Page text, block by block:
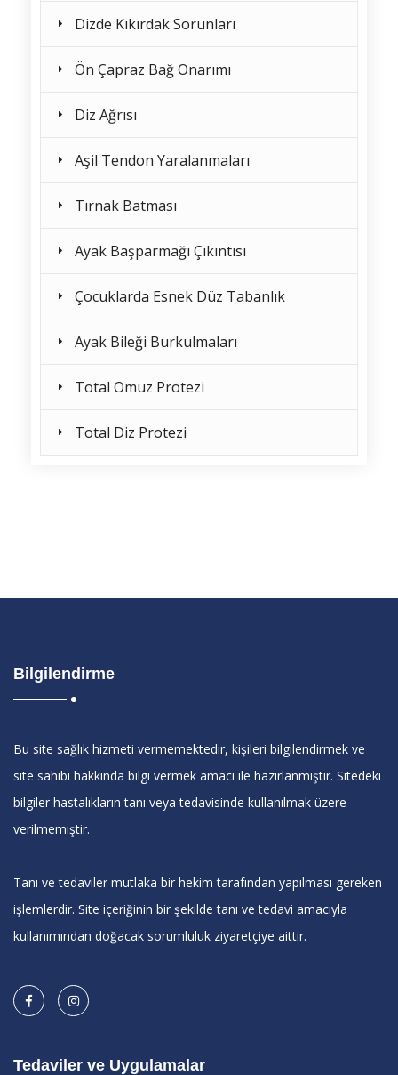
Dizde Kıkırdak Sorunları
Ön Çapraz Bağ Onarımı
Diz Ağrısı
Aşil Tendon Yaralanmaları
Tırnak Batması
Ayak Başparmağı Çıkıntısı
Çocuklarda Esnek Düz Tabanlık
Ayak Bileği Burkulmaları
Total Omuz Protezi
Total Diz Protezi
Bilgilendirme
Bu site sağlık hizmeti vermemektedir, kişileri bilgilendirmek ve
site sahibi hakkında bilgi vermek amacı ile hazırlanmıştır. Sitedeki
bilgiler hastalıkların tanı veya tedavisinde kullanılmak üzere
verilmemiştir.
Tanı ve tedaviler mutlaka bir hekim tarafından yapılması gereken
işlemlerdir. Site içeriğinin bir şekilde tanı ve tedavi amacıyla
kullanımından doğacak sorumluluk ziyaretçiye aittir.
Tedaviler ve Uygulamalar